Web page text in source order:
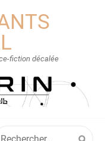
fiction décalée